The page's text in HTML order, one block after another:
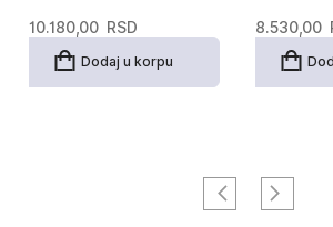
10.180,00 RSD
Dodaj u korpu
8.530,00